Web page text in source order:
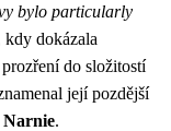
bylo particularly
kdy dokázala
do složitostí
její pozdější
Narnie.